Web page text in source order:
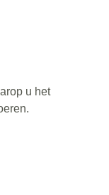
u het